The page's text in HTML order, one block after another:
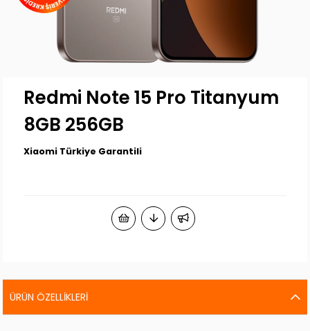
Redmi Note 15 Pro Titanyum
8GB 256GB
Xiaomi Türkiye Garantili
ÜRÜN ÖZELLIKLERI